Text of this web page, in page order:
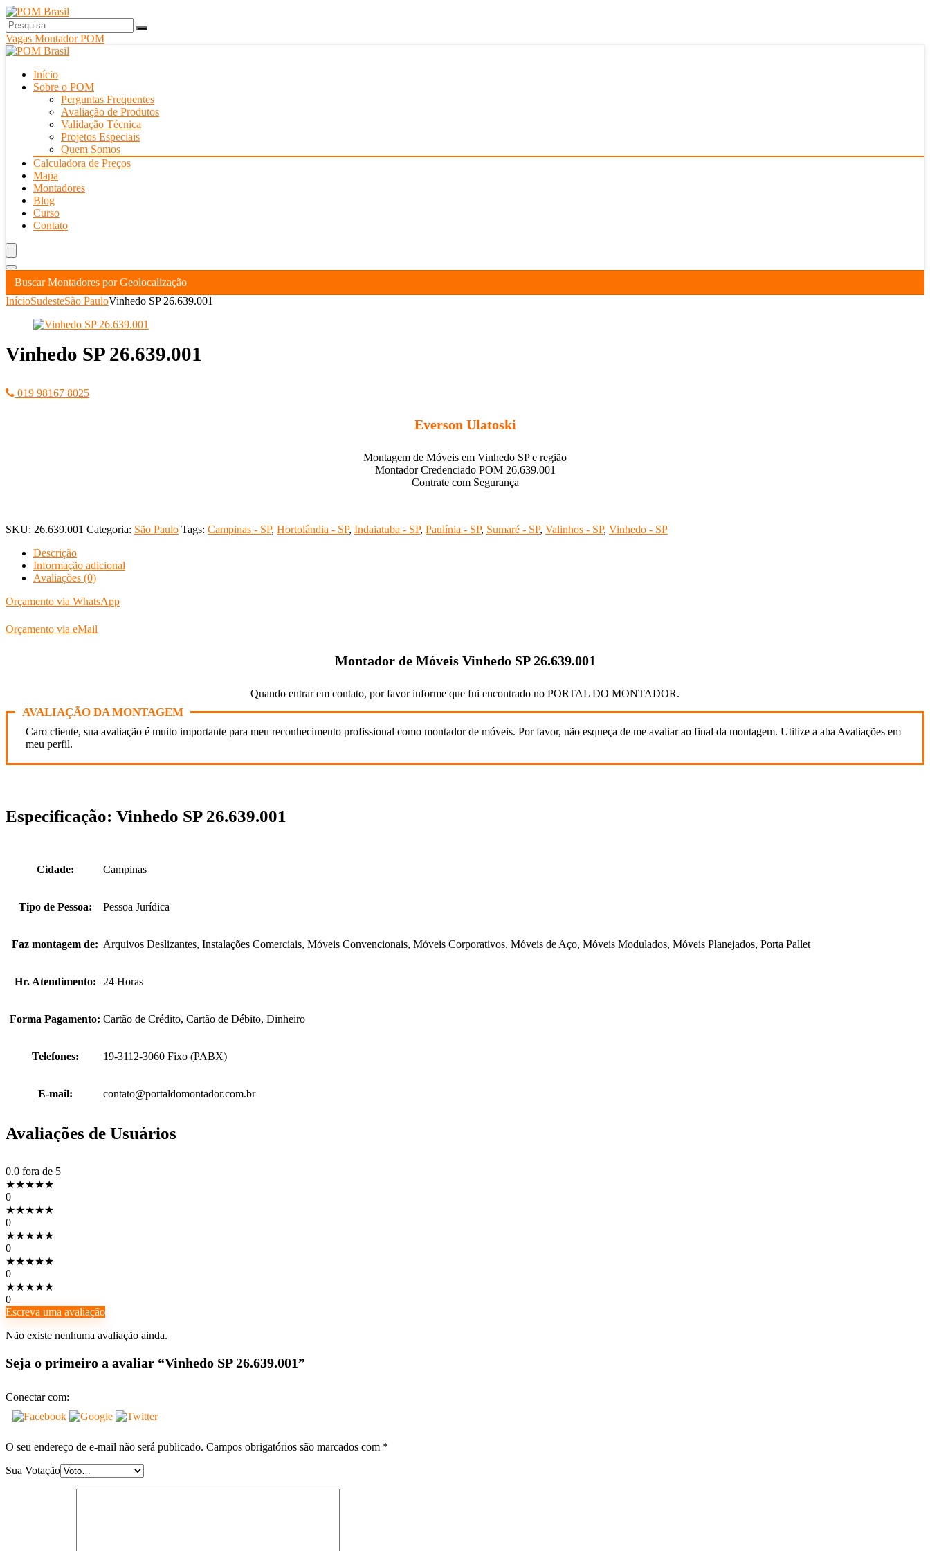
Vagas Montador POM
Início
Sobre o POM
Perguntas Frequentes
Avaliação de Produtos
Validação Técnica
Projetos Especiais
Quem Somos
Calculadora de Preços
Mapa
Montadores
Blog
Curso
Contato
Buscar Montadores por Geolocalização
InícioSudesteSão PauloVinhedo SP 26.639.001
Vinhedo SP 26.639.001
019 98167 8025
Everson Ulatoski
Montagem de Móveis em Vinhedo SP e região
Montador Credenciado POM 26.639.001
Contrate com Segurança
SKU: 26.639.001 Categoria: São Paulo Tags: Campinas - SP, Hortolândia - SP, Indaiatuba - SP, Paulínia - SP, Sumaré - SP, Valinhos - SP, Vinhedo - SP
Descrição
Informação adicional
Avaliações (0)
Orçamento via WhatsApp
Orçamento via eMail
Montador de Móveis Vinhedo SP 26.639.001
Quando entrar em contato, por favor informe que fui encontrado no PORTAL DO MONTADOR.
AVALIAÇÃO DA MONTAGEM
Caro cliente, sua avaliação é muito importante para meu reconhecimento profissional como montador de móveis. Por favor, não esqueça de me avaliar ao final da montagem. Utilize a aba Avaliações em
meu perfil.
Especificação: Vinhedo SP 26.639.001
Cidade: Campinas
Tipo de Pessoa: Pessoa Jurídica
Faz montagem de: Arquivos Deslizantes, Instalações Comerciais, Móveis Convencionais, Móveis Corporativos, Móveis de Aço, Móveis Modulados, Móveis Planejados, Porta Pallet
Hr. Atendimento: 24 Horas
Forma Pagamento: Cartão de Crédito, Cartão de Débito, Dinheiro
Telefones: 19-3112-3060 Fixo (PABX)
E-mail: contato@portaldomontador.com.br
Avaliações de Usuários
0.0 fora de 5
★★★★★
0
★★★★★
0
★★★★★
0
★★★★★
0
★★★★★
0
Escreva uma avaliação
Não existe nenhuma avaliação ainda.
Seja o primeiro a avaliar “Vinhedo SP 26.639.001”
Conectar com:
O seu endereço de e-mail não será publicado. Campos obrigatórios são marcados com *
Sua Votação